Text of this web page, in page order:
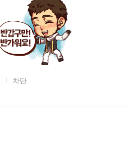
차단